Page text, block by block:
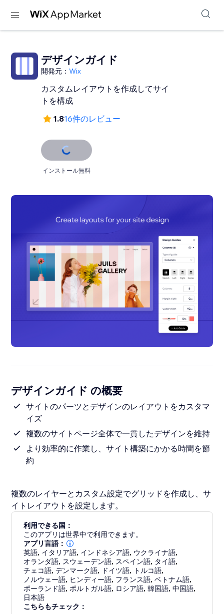
デザインガイド
開発元：Wix
カスタムレイアウトを作成してサイ
トを構成
1.816件のレビュー
インストール無料
デザインガイド の概要
サイトのパーツとデザインのレイアウトをカスタマ
イズ
複数のサイトページ全体で一貫したデザインを維持
より効率的に作業し、サイト構築にかかる時間を節
約
複数のレイヤーとカスタム設定でグリッドを作成し、サ
イトレイアウトを設定します。
利用できる国：
このアプリは世界中で利用できます。
アプリ言語：
英語, イタリア語, インドネシア語, ウクライナ語,
オランダ語, スウェーデン語, スペイン語, タイ語,
チェコ語,デンマーク語, ドイツ語, トルコ語,
ノルウェー語, ヒンディー語, フランス語,ベトナム語,
ポーランド語, ポルトガル語, ロシア語,韓国語,中国語,
日本語
こちらもチェック：